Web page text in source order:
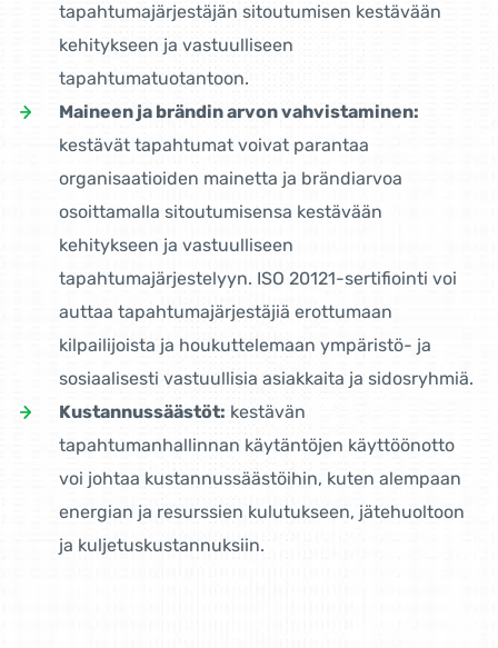
tapahtumajärjestäjän sitoutumisen kestävään
kehitykseen ja vastuulliseen
tapahtumatuotantoon.
Maineen ja brändin arvon vahvistaminen:
kestävät tapahtumat voivat parantaa
organisaatioiden mainetta ja brändiarvoa
osoittamalla sitoutumisensa kestävään
kehitykseen ja vastuulliseen
tapahtumajärjestelyyn. ISO 20121-sertifiointi voi
auttaa tapahtumajärjestäjiä erottumaan
kilpailijoista ja houkuttelemaan ympäristö- ja
sosiaalisesti vastuullisia asiakkaita ja sidosryhmiä.
Kustannussäästöt: kestävän
tapahtumanhallinnan käytäntöjen käyttöönotto
voi johtaa kustannussäästöihin, kuten alempaan
energian ja resurssien kulutukseen, jätehuoltoon
ja kuljetuskustannuksiin.